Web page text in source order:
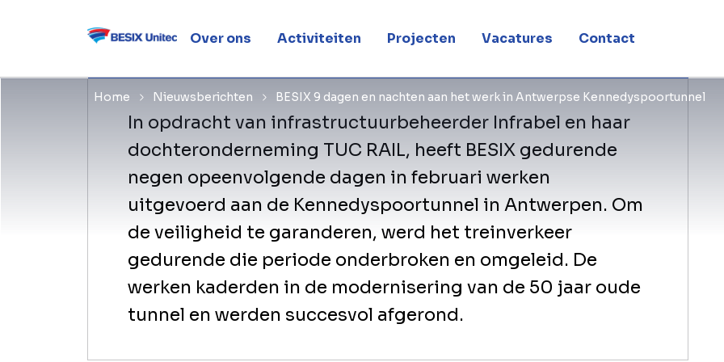
Over ons Activiteiten Projecten Vacatures Contact
Home Nieuwsberichten BESIX 9 dagen en nachten aan het werk in Antwerpse Kennedyspoortunnel
Kennedyspoortunnel
In opdracht van infrastructuurbeheerder Infrabel en haar
dochteronderneming TUC RAIL, heeft BESIX gedurende
negen opeenvolgende dagen in februari werken
uitgevoerd aan de Kennedyspoortunnel in Antwerpen. Om
de veiligheid te garanderen, werd het treinverkeer
gedurende die periode onderbroken en omgeleid. De
werken kaderden in de modernisering van de 50 jaar oude
tunnel en werden succesvol afgerond.